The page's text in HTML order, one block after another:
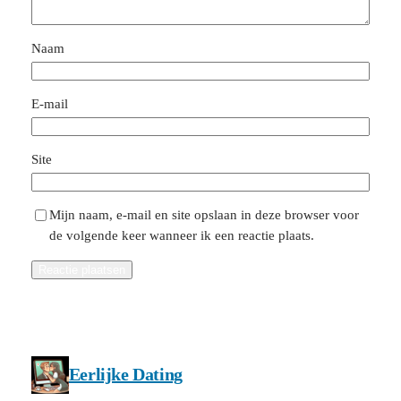
Naam
E-mail
Site
Mijn naam, e-mail en site opslaan in deze browser voor
de volgende keer wanneer ik een reactie plaats.
Eerlijke Dating